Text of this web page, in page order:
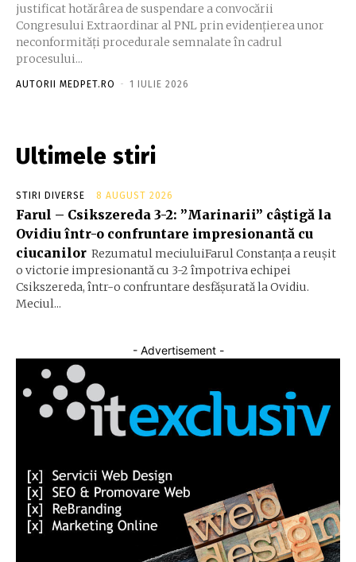
justificat hotărârea de suspendare a convocării
Congresului Extraordinar al PNL prin evidențierea unor
neconformități procedurale semnalate în cadrul
procesului...
AUTORII MEDPET.RO - 1 IULIE 2026
Ultimele stiri
STIRI DIVERSE 8 AUGUST 2026
Farul – Csikszereda 3-2: ”Marinarii” câștigă la
Ovidiu într-o confruntare impresionantă cu
ciucanilor Rezumatul meciuluiFarul Constanța a reușit
o victorie impresionantă cu 3-2 împotriva echipei
Csikszereda, într-o confruntare desfășurată la Ovidiu.
Meciul...
- Advertisement -